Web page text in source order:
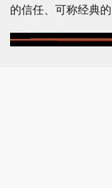
的信任、可称经典